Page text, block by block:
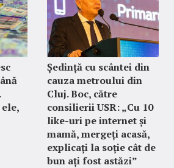
Ședință cu scântei din
cauza metroului din
Cluj. Boc, către
consilierii USR: „Cu 10
like-uri pe internet și
mamă, mergeți acasă,
explicați la soție cât de
bun ați fost astăzi”